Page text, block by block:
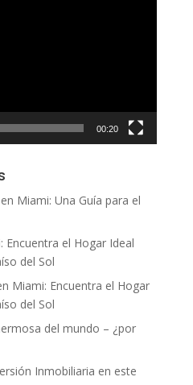
00:20
Miami: Una Guía para el
Encuentra el Hogar Ideal
del Sol
Miami: Encuentra el Hogar
del Sol
del mundo – ¿por
Inmobiliaria en este